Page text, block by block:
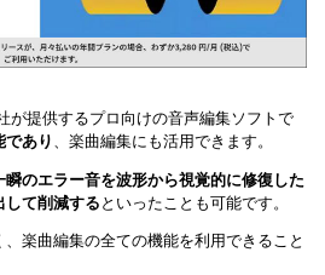
提供するプロ向けの音声編集ソフトで
であり 、楽曲編集にも活用できます。
のエラー音を波形から視覚的に修復した
して削減する といったことも可能です。
楽曲編集の全ての機能を利用できること